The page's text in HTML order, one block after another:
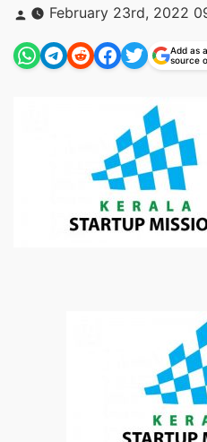
Posted
by
February 23rd, 2022
Add as
source